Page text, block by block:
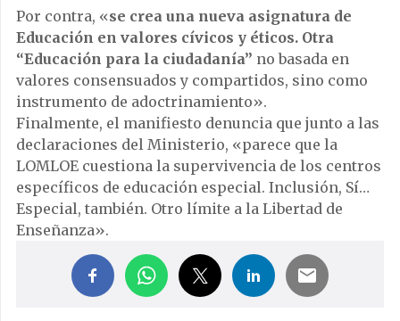
Por contra, «se crea una nueva asignatura de
Educación en valores cívicos y éticos. Otra
“Educación para la ciudadanía” no basada en
valores consensuados y compartidos, sino como
instrumento de adoctrinamiento».
Finalmente, el manifiesto denuncia que junto a las
declaraciones del Ministerio, «parece que la
LOMLOE cuestiona la supervivencia de los centros
específicos de educación especial. Inclusión, Sí…
Especial, también. Otro límite a la Libertad de
Enseñanza».